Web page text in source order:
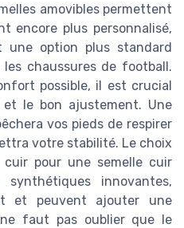
amovibles permettent
encore plus personnalisé,
une option plus standard
chaussures de football.
possible, il est crucial
le bon ajustement. Une
vos pieds de respirer
votre stabilité. Le choix
pour une semelle cuir
innovantes,
et peuvent ajouter une
faut pas oublier que le